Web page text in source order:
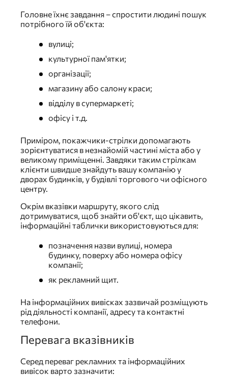
Головне їхнє завдання – спростити людині пошук
потрібного їй об'єкта:
вулиці;
культурної пам'ятки;
організації;
магазину або салону краси;
відділу в супермаркеті;
офісу і т.д.
Приміром, покажчики-стрілки допомагають
зорієнтуватися в незнайомій частині міста або у
великому приміщенні. Завдяки таким стрілкам
клієнти швидше знайдуть вашу компанію у
дворах будинків, у будівлі торгового чи офісного
центру.
Окрім вказівки маршруту, якого слід
дотримуватися, щоб знайти об'єкт, що цікавить,
інформаційні таблички використовуються для:
позначення назви вулиці, номера
будинку, поверху або номера офісу
компанії;
як рекламний щит.
На інформаційних вивісках зазвичай розміщують
рід діяльності компанії, адресу та контактні
телефони.
Перевага вказівників
Серед переваг рекламних та інформаційних
вивісок варто зазначити: